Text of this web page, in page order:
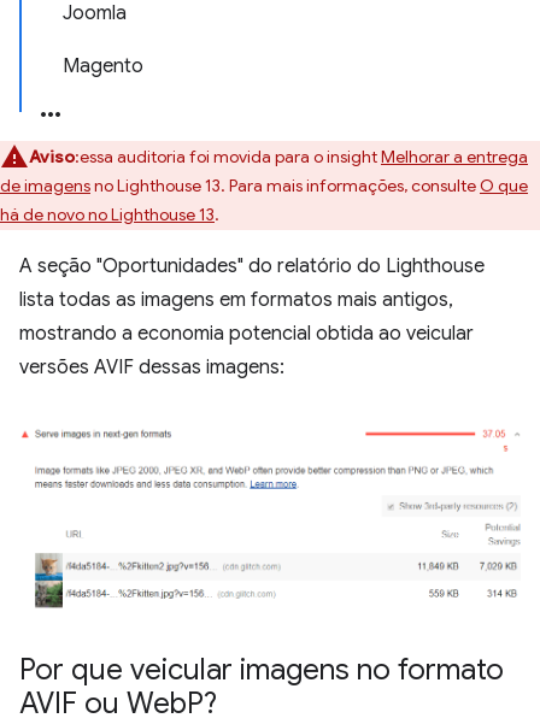
Joomla
Magento
Aviso:essa auditoria foi movida para o insightMelhorar a entrega
de imagensno Lighthouse 13. Para mais informações, consulteO que
há de novo no Lighthouse 13.
A seção "Oportunidades" do relatório do Lighthouse
lista todas as imagens em formatos mais antigos,
mostrando a economia potencial obtida ao veicular
versões AVIF dessas imagens:
Por que veicular imagens no formato
AVIF ou WebP?